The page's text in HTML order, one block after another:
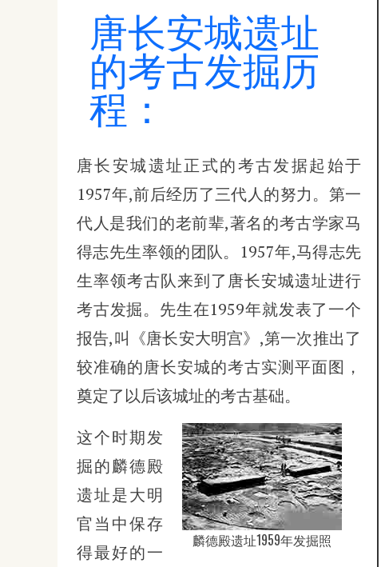
唐长安城遗址
的考古发掘历
程：
唐长安城遗址正式的考古发据起始于
1957年,前后经历了三代人的努力。第一
代人是我们的老前辈,著名的考古学家马
得志先生率领的团队。1957年,马得志先
生率领考古队来到了唐长安城遗址进行
考古发掘。先生在1959年就发表了一个
报告,叫《唐长安大明宫》,第一次推出了
较准确的唐长安城的考古实测平面图，
奠定了以后该城址的考古基础。
麟德殿遗址1959年发掘照
这个时期发
掘的麟德殿
遗址是大明
官当中保存
得最好的一